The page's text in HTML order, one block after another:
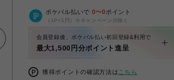
ポケパル払いで 0〜0ポイント
（1P=1円）※キャンペーン分除く
会員登録後、ポケパル払い初回登録&利用で
最大1,500円分ポイント進呈
獲得ポイントの確認方法はこちら